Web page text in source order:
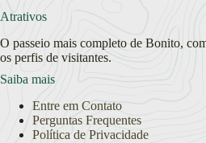
Atrativos
O passeio mais completo de Bonito,
os perfis de visitantes.
Saiba mais
Entre em Contato
Perguntas Frequentes
Política de Privacidade